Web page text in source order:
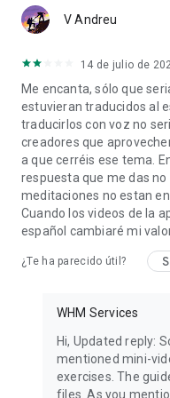
• Conéctate con nuestra
progreso con otros
tu compromiso.
"Una ducha fría al día
Aumenta tu sensación
logra mayor claridad y
Hielo con la aplicación
Términos y condiciones
Ofrecemos planes de
suscripciones se
precios pueden variar
la moneda local según
📩 Para consultas y
V Andreu
14 de julio de
Me encanta, sólo que
estuvieran traducidos al
traducirlos con voz no
creadores que
a que cerréis ese tema.
respuesta que me das
meditaciones no estan
Cuando los videos de la
español cambiaré mi
¿Te ha parecido útil?
WHM Services
Hi, Updated reply:
mentioned mini-
exercises. The
files. As you